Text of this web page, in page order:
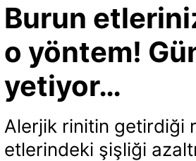
Burun
o yöntem!
yetiyor…
Alerjik rinitin getirdiği
etlerindeki şişliği